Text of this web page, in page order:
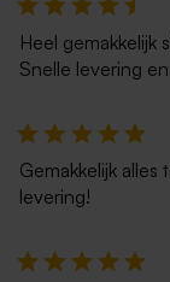
Heel gemakkelijk
Snelle levering
Gemakkelijk alles
levering!